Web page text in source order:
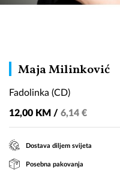
Maja Milinković
Fadolinka (CD)
12,00 KM / 6,14 €
Dostava diljem svijeta
Posebna pakovanja